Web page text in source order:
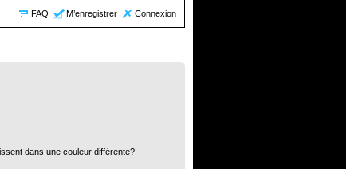
FAQ M’enregistrer Connexion
dans une couleur différente?